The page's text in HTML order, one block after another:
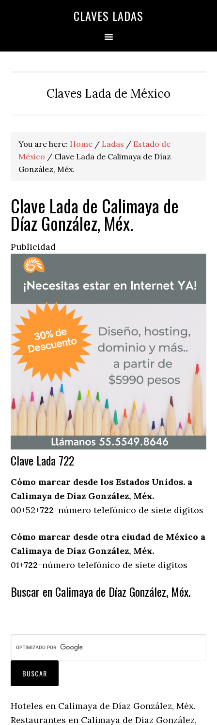
CLAVES LADAS
Claves Lada de México
You are here: Home / Ladas / Estado de
México / Clave Lada de Calimaya de Díaz
González, Méx.
Clave Lada de Calimaya de
Díaz González, Méx.
Publicidad
Clave Lada 722
Cómo marcar desde los Estados Unidos. a
Calimaya de Díaz González, Méx.
00+52+722+número telefónico de siete dígitos
Cómo marcar desde otra ciudad de México a
Calimaya de Díaz González, Méx.
01+722+número telefónico de siete dígitos
Buscar en Calimaya de Díaz González, Méx.
Hoteles en Calimaya de Díaz González, Méx.
Restaurantes en Calimaya de Díaz González,